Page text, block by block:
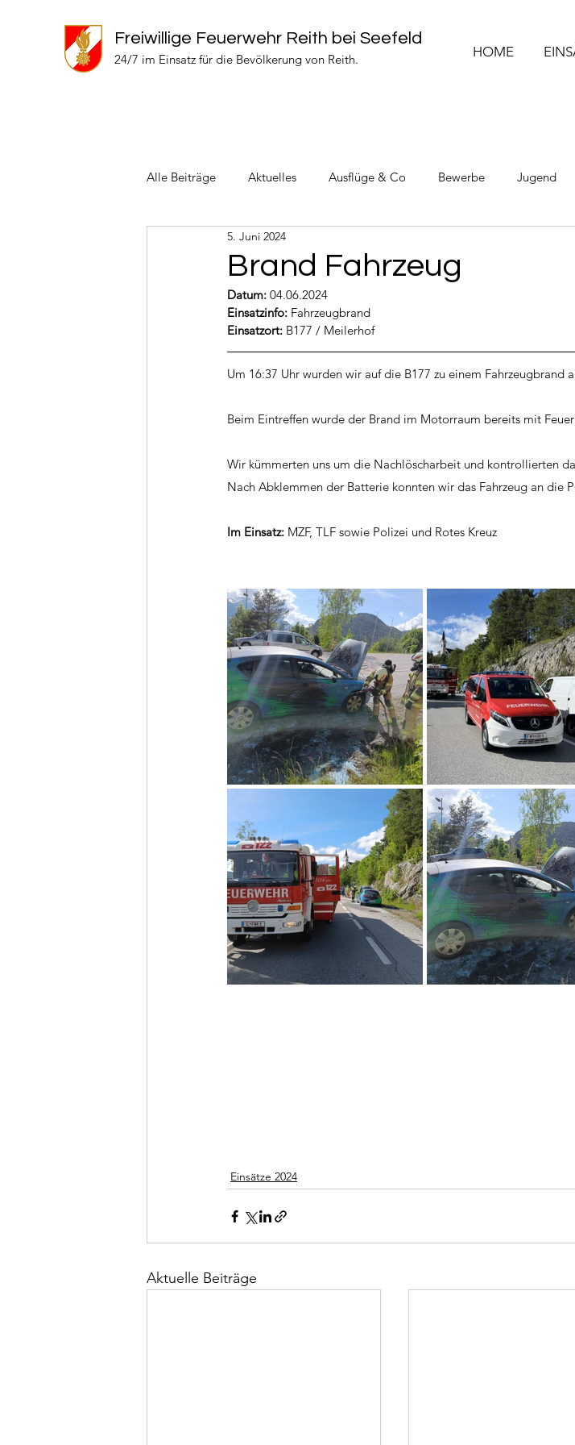
Freiwillige Feuerwehr Reith bei Seefeld
24/7 im Einsatz für die Bevölkerung von Reith. HOME
Alle Beiträge Aktuelles Ausflüge & Co Bewerbe Jugend
Einsätze 2024 Einsätze 2022
Brand Fahrzeug
5. Juni 2024
Datum: 04.06.2024
Einsatzinfo: Fahrzeugbrand
Einsatzort: B177 / Meilerhof
Um 16:37 Uhr wurden wir auf die B177 zu einem Fahrzeugbrand
Beim Eintreffen wurde der Brand im Motorraum bereits mit
Wir kümmerten uns um die Nachlöscharbeit und kontrollierten
Nach Abklemmen der Batterie konnten wir das Fahrzeug an die
Im Einsatz: MZF, TLF sowie Polizei und Rotes Kreuz
Einsätze 2024
Aktuelle Beiträge